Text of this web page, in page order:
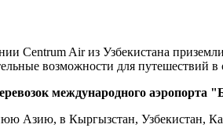
Centrum Air из Узбекистана
возможности для путешествий
международного аэропорта
Азию, в Кыргызстан, Узбекистан,